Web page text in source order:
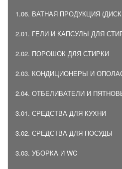
1.06. ВАТНАЯ ПРОДУКЦИЯ
2.01. ГЕЛИ И КАПСУЛЫ ДЛЯ
2.02. ПОРОШОК ДЛЯ СТИРКИ
2.03. КОНДИЦИОНЕРЫ И
2.04. ОТБЕЛИВАТЕЛИ И
3.01. СРЕДСТВА ДЛЯ КУХНИ
3.02. СРЕДСТВА ДЛЯ ПОСУДЫ
3.03. УБОРКА И WC